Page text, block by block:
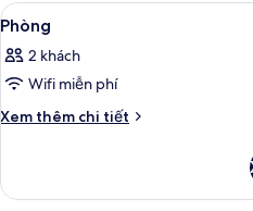
Xem
tất
cả
ảnh
Phòng
4
Phòng
2 khách
Wifi miễn phí
Xem thêm chi tiết
Chi
Phòng